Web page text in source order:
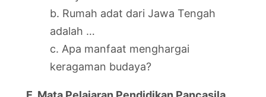
b. Rumah adat dari Jawa Tengah
adalah …
c. Apa manfaat menghargai
keragaman budaya?